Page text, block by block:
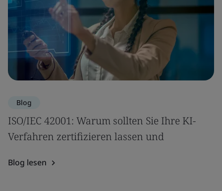
Blog
ISO/IEC 42001: Warum sollten Sie Ihre KI-
Verfahren zertifizieren lassen und
Blog lesen